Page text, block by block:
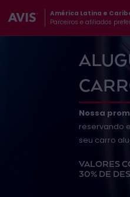
América Latina e
Parceiros e afiliados
Nossa
reservando
seu carro
VALORES
30% DE